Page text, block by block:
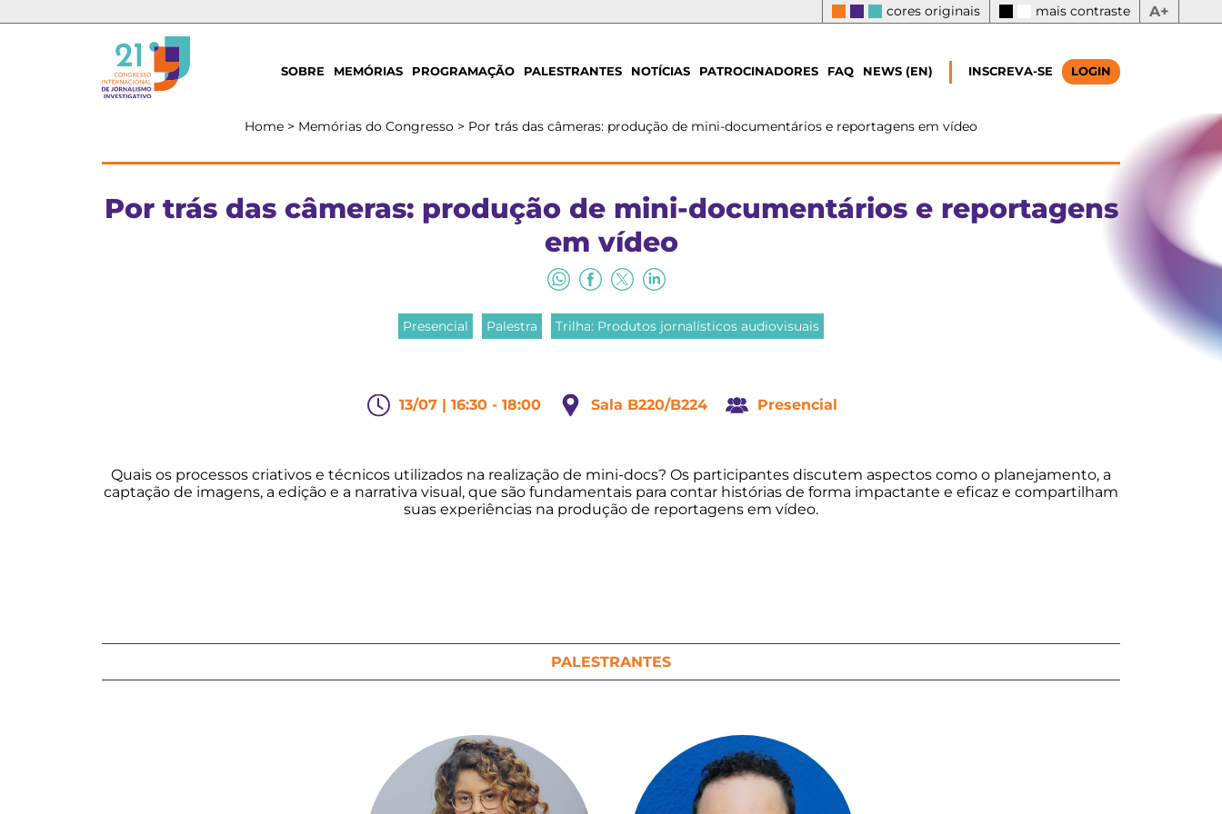
cores originais mais contraste A+
SOBRE MEMÓRIAS PROGRAMAÇÃO PALESTRANTES NOTÍCIAS PATROCINADORES FAQ NEWS (EN) INSCREVA-SE LOGIN
Home > Memórias do Congresso > Por trás das câmeras: produção de mini-documentários e reportagens em vídeo
Por trás das câmeras: produção de mini-documentários e reportagens
em vídeo
Presencial Palestra Trilha: Produtos jornalísticos audiovisuais
13/07 | 16:30 - 18:00 Sala B220/B224 Presencial
Quais os processos criativos e técnicos utilizados na realização de mini-docs? Os participantes discutem aspectos como o planejamento, a
captação de imagens, a edição e a narrativa visual, que são fundamentais para contar histórias de forma impactante e eficaz e compartilham
suas experiências na produção de reportagens em vídeo.
PALESTRANTES